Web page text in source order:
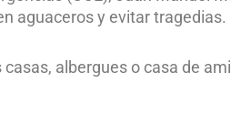
aguaceros y evitar tragedias.
albergues o casa de